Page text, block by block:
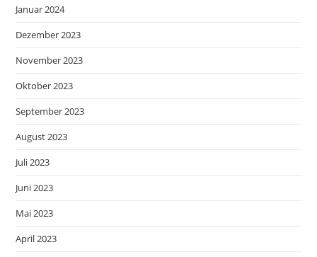
Januar 2024
Dezember 2023
November 2023
Oktober 2023
September 2023
August 2023
Juli 2023
Juni 2023
Mai 2023
April 2023